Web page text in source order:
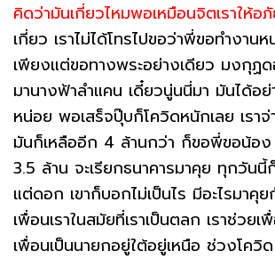
คิดว่ามันเกี่ยวไหมพอเหมือนจิตเราให้อ
เกี่ยว เราไม่ได้โทรไปขอว่าพี่ขอทำงานห
เพียงแต่ขอทางพระอย่างเดียว มงกุ
มานางฟ้าลำแคน เดี๋ยวนู่นนี่มา มันได้อย่
หน่อย พอเสร็จปุ๊บก็โควิดหนักเลย เราจ่
มันก็เหลืออีก 4 ล้านกว่า ก็ขอพี่ขอน้อ
3.5 ล้าน จะเรียกธนาคารมาคุย ทุกวันนี้
แต่ดอก เขาก็บอกไม่เป็นไร มีอะไรมาคุ
เพื่อนเราในสมัยที่เราเป็นตลก เราช่วยเ
เพื่อนเป็นนายกอยู่ใต้อยู่เหนือ ช่วงโควิ